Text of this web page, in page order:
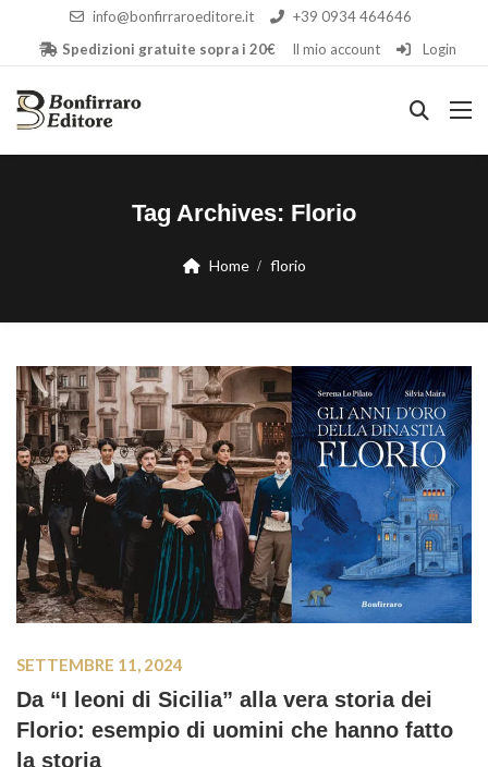
info@bonfirraroeditore.it
+39 0934 464646
Spedizioni gratuite sopra i 20€
Il mio account Login
Tag Archives: Florio
Home florio
SETTEMBRE 11, 2024
Da “I leoni di Sicilia” alla vera storia dei
Florio: esempio di uomini che hanno fatto
la storia